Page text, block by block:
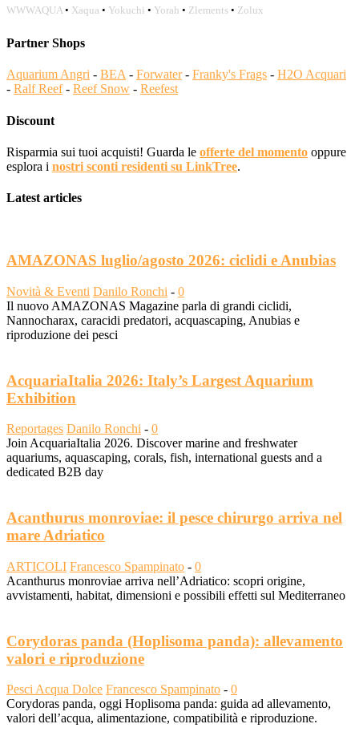
WWWAQUA • Xaqua • Yokuchi • Yorah • Zlements • Zolux
Partner Shops
Aquarium Angri - BEA- Forwater- Franky's Frags - H2O Acquari
- Ralf Reef- Reef Snow - Reefest
Discount
Risparmia sui tuoi acquisti! Guarda le offerte del momento oppure
esplora i nostri sconti residenti su LinkTree.
Latest articles
AMAZONAS luglio/agosto 2026: ciclidi e Anubias
Novità & Eventi Danilo Ronchi - 0
Il nuovo AMAZONAS Magazine parla di grandi ciclidi,
Nannocharax, caracidi predatori, acquascaping, Anubias e
riproduzione dei pesci
AcquariaItalia 2026: Italy’s Largest Aquarium
Exhibition
Reportages Danilo Ronchi - 0
Join AcquariaItalia 2026. Discover marine and freshwater
aquariums, aquascaping, corals, fish, international guests and a
dedicated B2B day
Acanthurus monroviae: il pesce chirurgo arriva nel
mare Adriatico
ARTICOLI Francesco Spampinato - 0
Acanthurus monroviae arriva nell’Adriatico: scopri origine,
avvistamenti, habitat, dimensioni e possibili effetti sul Mediterraneo
Corydoras panda (Hoplisoma panda): allevamento
valori e riproduzione
Pesci Acqua Dolce Francesco Spampinato - 0
Corydoras panda, oggi Hoplisoma panda: guida ad allevamento,
valori dell’acqua, alimentazione, compatibilità e riproduzione.